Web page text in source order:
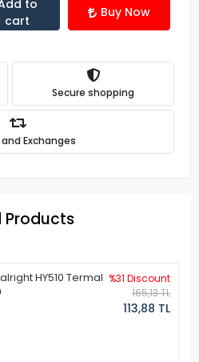
to
cart
Buy Now
Secure shopping
Exchanges
Products
HY510 Termal %31 Discount
165,13 TL
113,88 TL